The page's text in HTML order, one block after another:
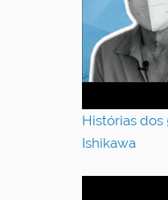
Histórias dos
Ishikawa